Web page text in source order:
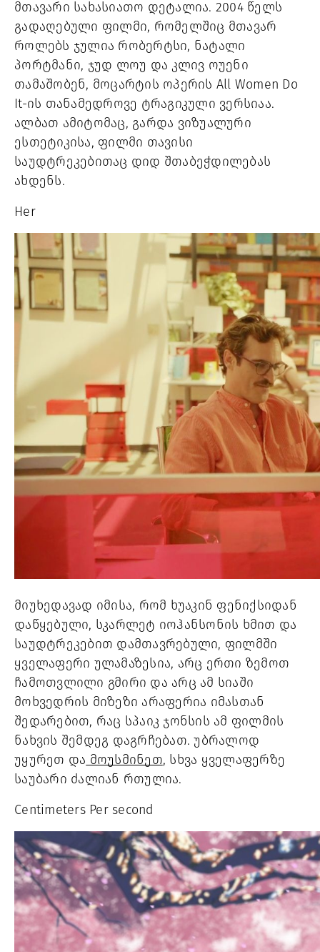
მთავარი სახასიათო დეტალია. 2004 წელს
გადაღებული ფილმი, რომელშიც მთავარ
როლებს ჯულია რობერტსი, ნატალი
პორტმანი, ჯუდ ლოუ და კლივ ოუენი
თამაშობენ, მოცარტის ოპერის All Women Do
It-ის თანამედროვე ტრაგიკული ვერსიაა.
ალბათ ამიტომაც, გარდა ვიზუალური
ესთეტიკისა, ფილმი თავისი
საუდტრეკებითაც დიდ შთაბეჭდილებას
ახდენს.
Her
მიუხედავად იმისა, რომ ხუაკინ ფენიქსიდან
დაწყებული, სკარლეტ იოჰანსონის ხმით და
საუდტრეკებით დამთავრებული, ფილმში
ყველაფერი ულამაზესია, არც ერთი ზემოთ
ჩამოთვლილი გმირი და არც ამ სიაში
მოხვედრის მიზეზი არაფერია იმასთან
შედარებით, რაც სპაიკ ჯონსის ამ ფილმის
ნახვის შემდეგ დაგრჩებათ. უბრალოდ
უყურეთ და მოუსმინეთ, სხვა ყველაფერზე
საუბარი ძალიან რთულია.
Centimeters Per second